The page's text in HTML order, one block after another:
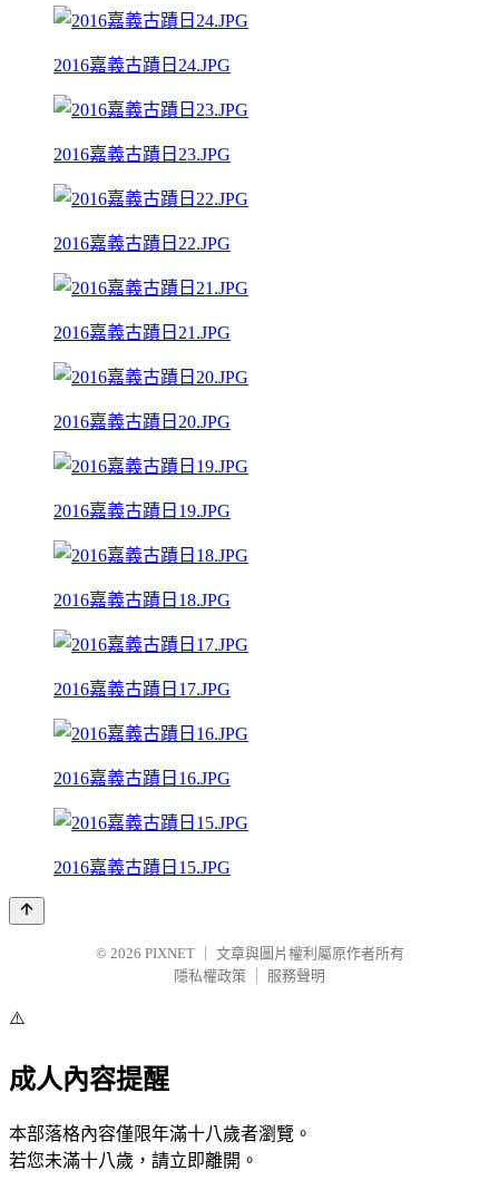
2016嘉義古蹟日24.JPG
2016嘉義古蹟日23.JPG
2016嘉義古蹟日22.JPG
2016嘉義古蹟日21.JPG
2016嘉義古蹟日20.JPG
2016嘉義古蹟日19.JPG
2016嘉義古蹟日18.JPG
2016嘉義古蹟日17.JPG
2016嘉義古蹟日16.JPG
2016嘉義古蹟日15.JPG
© 2026 PIXNET
文章與圖片權利屬原作者所有
隱私權政策
服務聲明
⚠️
成人內容提醒
本部落格內容僅限年滿十八歲者瀏覽。
若您未滿十八歲，請立即離開。